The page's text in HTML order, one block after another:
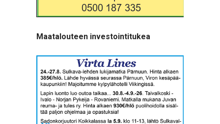
Maatalouteen investointitukea